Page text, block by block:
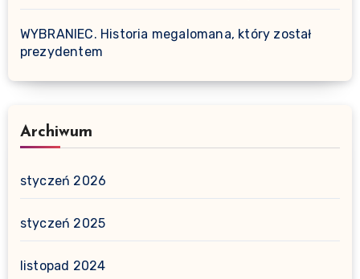
WYBRANIEC. Historia megalomana, który został
prezydentem
Archiwum
styczeń 2026
styczeń 2025
listopad 2024